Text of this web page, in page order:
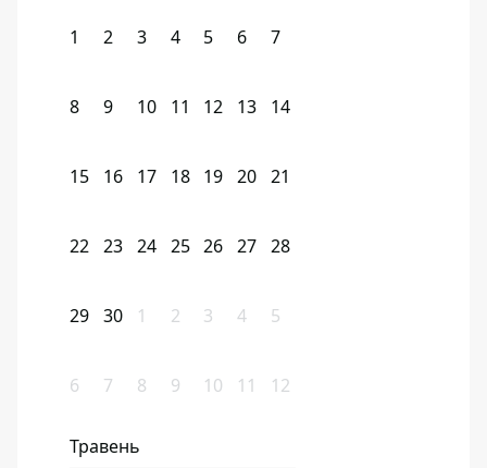
1 2 3 4 5 6 7
8 9 10 11 12 13 14
15 16 17 18 19 20 21
22 23 24 25 26 27 28
29 30 1 2 3 4 5
6 7 8 9 10 11 12
Травень